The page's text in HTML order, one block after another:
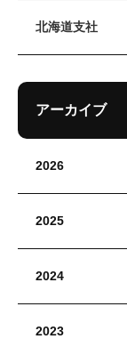
北海道支社
アーカイブ
2026
2025
2024
2023